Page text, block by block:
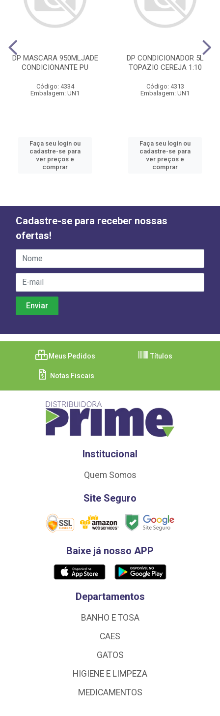
DP MASCARA 950MLJADE
CONDICIONANTE PU
Código: 4334
Embalagem: UN1
Faça seu login ou
cadastre-se para
ver preços e
comprar
DP CONDICIONADOR 5L
TOPAZIO CEREJA 1:10
Código: 4313
Embalagem: UN1
Faça seu login ou
cadastre-se para
ver preços e
comprar
Cadastre-se para receber nossas
ofertas!
Meus Pedidos Títulos
Notas Fiscais
Institucional
Quem Somos
Site Seguro
Baixe já nosso APP
Departamentos
BANHO E TOSA
CAES
GATOS
HIGIENE E LIMPEZA
MEDICAMENTOS